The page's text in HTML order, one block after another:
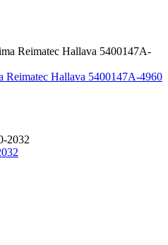
Reimatec Hallava 5400147A-4960